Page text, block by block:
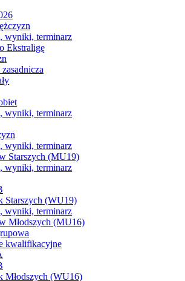
wyniki, terminarz
Ekstraligę
wyniki, terminarz
wyniki, terminarz
Starszych (MU19)
wyniki, terminarz
Starszych (WU19)
wyniki, terminarz
Młodszych (MU16)
kwalifikacyjne
Młodszych (WU16)